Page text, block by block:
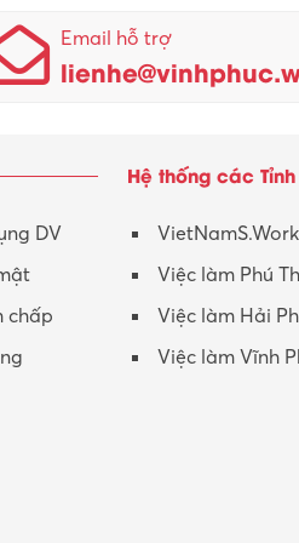
Nhân viên thu mua
Nhân viên CSKH
Phục vụ khác
Promotion Girl (PG)
KCN Sông Lô I
KCN Tam Dương
Email hỗ trợ
DV
chấp
Hệ thống các Tỉnh
VietNamS.Work
Việc làm Phú
Việc làm Hải
Việc làm Vĩnh